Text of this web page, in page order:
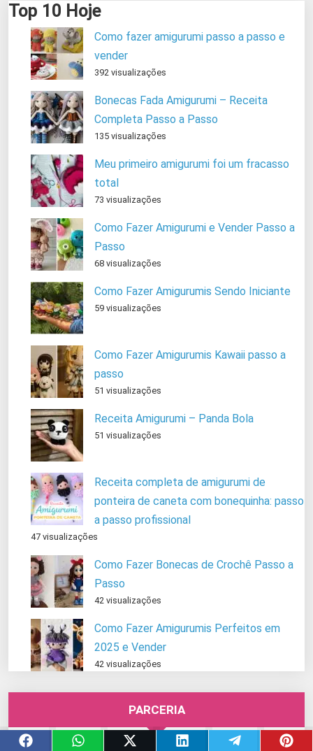
Top 10 Hoje
Como fazer amigurumi passo a passo e
vender
392 visualizações
Bonecas Fada Amigurumi – Receita
Completa Passo a Passo
135 visualizações
Meu primeiro amigurumi foi um fracasso
total
73 visualizações
Como Fazer Amigurumi e Vender Passo a
Passo
68 visualizações
Como Fazer Amigurumis Sendo Iniciante
59 visualizações
Como Fazer Amigurumis Kawaii passo a
passo
51 visualizações
Receita Amigurumi – Panda Bola
51 visualizações
Receita completa de amigurumi de
ponteira de caneta com bonequinha: passo
a passo profissional
47 visualizações
Como Fazer Bonecas de Crochê Passo a
Passo
42 visualizações
Como Fazer Amigurumis Perfeitos em
2025 e Vender
42 visualizações
PARCERIA